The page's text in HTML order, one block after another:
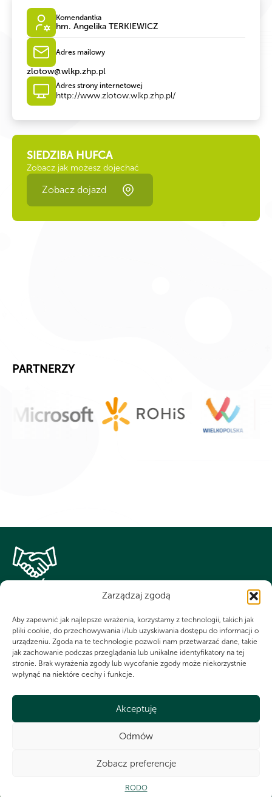
Zarządzaj zgodą
Aby zapewnić jak najlepsze wrażenia, korzystamy z technologii, takich jak
pliki cookie, do przechowywania i/lub uzyskiwania dostępu do informacji o
urządzeniu. Zgoda na te technologie pozwoli nam przetwarzać dane, takie
jak zachowanie podczas przeglądania lub unikalne identyfikatory na tej
stronie. Brak wyrażenia zgody lub wycofanie zgody może niekorzystnie
wpłynąć na niektóre cechy i funkcje.
Akceptuję
Odmów
Zobacz preferencje
RODO
Komendantka
hm. Angelika TERKIEWICZ
Adres mailowy
zlotow@wlkp.zhp.pl
Adres strony internetowej
http://www.zlotow.wlkp.zhp.pl/
SIEDZIBA HUFCA
Zobacz jak możesz dojechać
Zobacz dojazd
PARTNERZY
WSPÓLNIE DLA HARCERSKIEJ MISJI
Twoje wsparcie, nasza
siła!
Numer KRS do dobrowolnego przekazania 1,5%
0000266321
Gdyby wszyscy harcerze zamieszkali w jednym mieście, byłoby ono